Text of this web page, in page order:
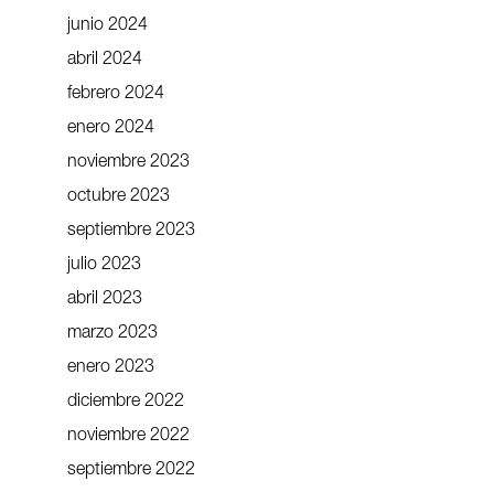
junio 2024
abril 2024
febrero 2024
enero 2024
noviembre 2023
octubre 2023
septiembre 2023
julio 2023
abril 2023
marzo 2023
enero 2023
diciembre 2022
noviembre 2022
septiembre 2022